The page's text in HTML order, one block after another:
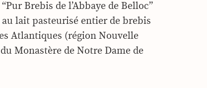
Brebis de l’Abbaye de Belloc”
lait pasteurisé entier de brebis
Atlantiques (région Nouvelle
Monastère de Notre Dame de